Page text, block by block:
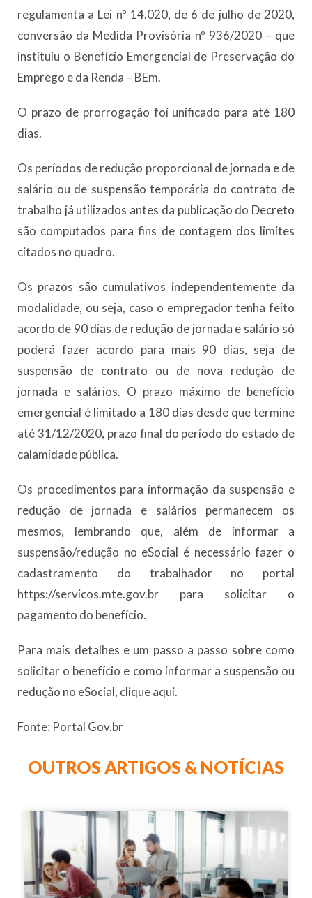
regulamenta a Lei nº 14.020, de 6 de julho de 2020,
conversão da Medida Provisória nº 936/2020 – que
instituiu o Benefício Emergencial de Preservação do
Emprego e da Renda – BEm.
O prazo de prorrogação foi unificado para até 180
dias.
Os períodos de redução proporcional de jornada e de
salário ou de suspensão temporária do contrato de
trabalho já utilizados antes da publicação do Decreto
são computados para fins de contagem dos limites
citados no quadro.
Os prazos são cumulativos independentemente da
modalidade, ou seja, caso o empregador tenha feito
acordo de 90 dias de redução de jornada e salário só
poderá fazer acordo para mais 90 dias, seja de
suspensão de contrato ou de nova redução de
jornada e salários. O prazo máximo de benefício
emergencial é limitado a 180 dias desde que termine
até 31/12/2020, prazo final do período do estado de
calamidade pública.
Os procedimentos para informação da suspensão e
redução de jornada e salários permanecem os
mesmos, lembrando que, além de informar a
suspensão/redução no eSocial é necessário fazer o
cadastramento do trabalhador no portal
https://servicos.mte.gov.br para solicitar o
pagamento do benefício.
Para mais detalhes e um passo a passo sobre como
solicitar o benefício e como informar a suspensão ou
redução no eSocial, clique aqui.
Fonte: Portal Gov.br
OUTROS ARTIGOS & NOTÍCIAS